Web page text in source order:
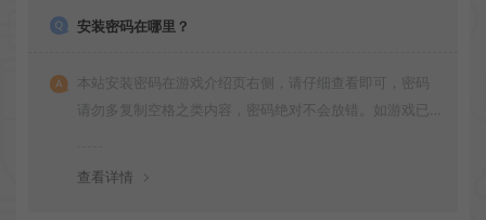
安装密码在哪里？
本站安装密码在游戏介绍页右侧，请仔细查看即可，密码
请勿多复制空格之类内容，密码绝对不会放错。如游戏已
查看详情